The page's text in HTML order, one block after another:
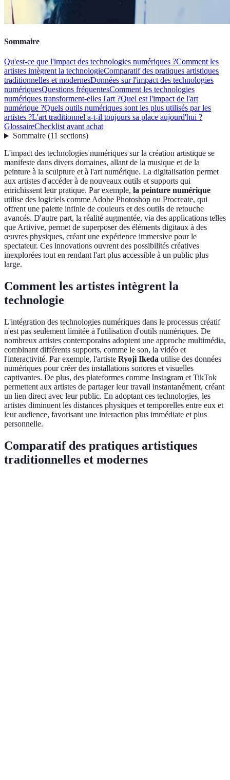
Sommaire
Qu'est-ce que l'impact des technologies numériques ?Comment les
artistes intègrent la technologieComparatif des pratiques artistiques
traditionnelles et modernesDonnées sur l'impact des technologies
numériquesQuestions fréquentesComment les technologies
numériques transforment-elles l'art ?Quel est l'impact de l'art
numérique ?Quels outils numériques sont les plus utilisés par les
artistes ?L'art traditionnel a-t-il toujours sa place aujourd'hui ?
GlossaireChecklist avant achat
Sommaire(11 sections)
L'impact des technologies numériques sur la création artistique se
manifeste dans divers domaines, allant de la musique et de la
peinture à la sculpture et à l'art numérique. La digitalisation permet
aux artistes d'accéder à de nouveaux outils et supports qui
enrichissent leur pratique. Par exemple, la peinture numérique
utilise des logiciels comme Adobe Photoshop ou Procreate, qui
offrent une palette infinie de couleurs et des outils de retouche
avancés. D'autre part, la réalité augmentée, via des applications telles
que Artivive, permet de superposer des éléments digitaux à des
œuvres physiques, créant une expérience immersive pour le
spectateur. Ces innovations ouvrent des possibilités créatives
inexplorées tout en rendant l'art plus accessible à un public plus
large.
Comment les artistes intègrent la
technologie
L'intégration des technologies numériques dans le processus créatif
n'est pas seulement limitée à l'utilisation d'outils numériques. De
nombreux artistes contemporains adoptent une approche multimédia,
combinant différents supports, comme le son, la vidéo et
l'interactivité. Par exemple, l'artiste Ryoji Ikeda utilise des données
numériques pour créer des installations sonores et visuelles
captivantes. De plus, des plateformes comme Instagram et TikTok
permettent aux artistes de partager leur travail instantanément, créant
un lien direct avec leur public. En adoptant ces technologies, les
artistes diminuent les distances physiques et temporelles entre eux et
leur audience, favorisant une interaction plus immédiate et plus
personnelle.
Comparatif des pratiques artistiques
traditionnelles et modernes